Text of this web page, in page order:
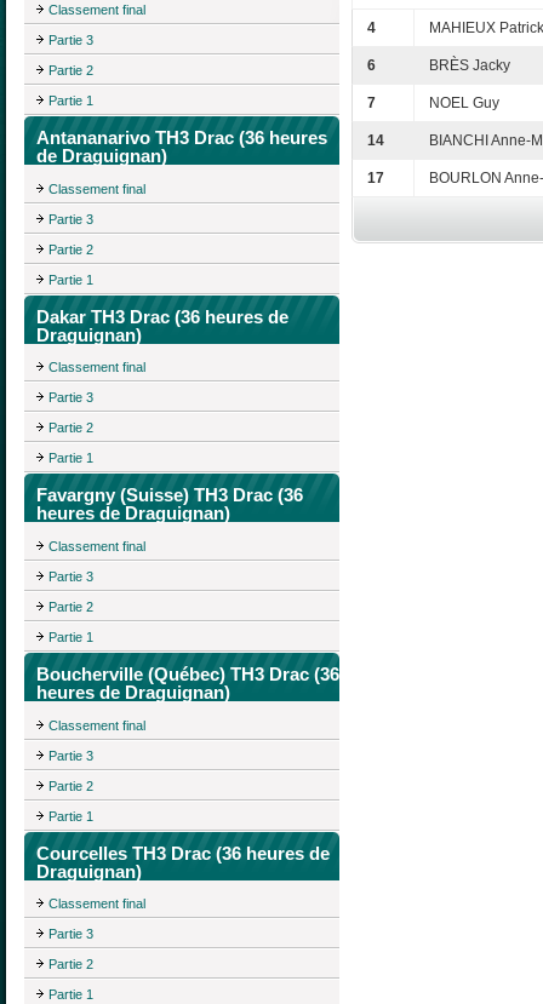
Classement final
Partie 3
Partie 2
Partie 1
Antananarivo TH3 Drac (36 heures
de Draguignan)
Classement final
Partie 3
Partie 2
Partie 1
Dakar TH3 Drac (36 heures de
Draguignan)
Classement final
Partie 3
Partie 2
Partie 1
Favargny (Suisse) TH3 Drac (36
heures de Draguignan)
Classement final
Partie 3
Partie 2
Partie 1
Boucherville (Québec) TH3 Drac (36
heures de Draguignan)
Classement final
Partie 3
Partie 2
Partie 1
Courcelles TH3 Drac (36 heures de
Draguignan)
Classement final
Partie 3
Partie 2
Partie 1
4 MAHIEUX Patrick
6 BRÈS Jacky
7 NOEL Guy
14 BIANCHI Anne-
17 BOURLON